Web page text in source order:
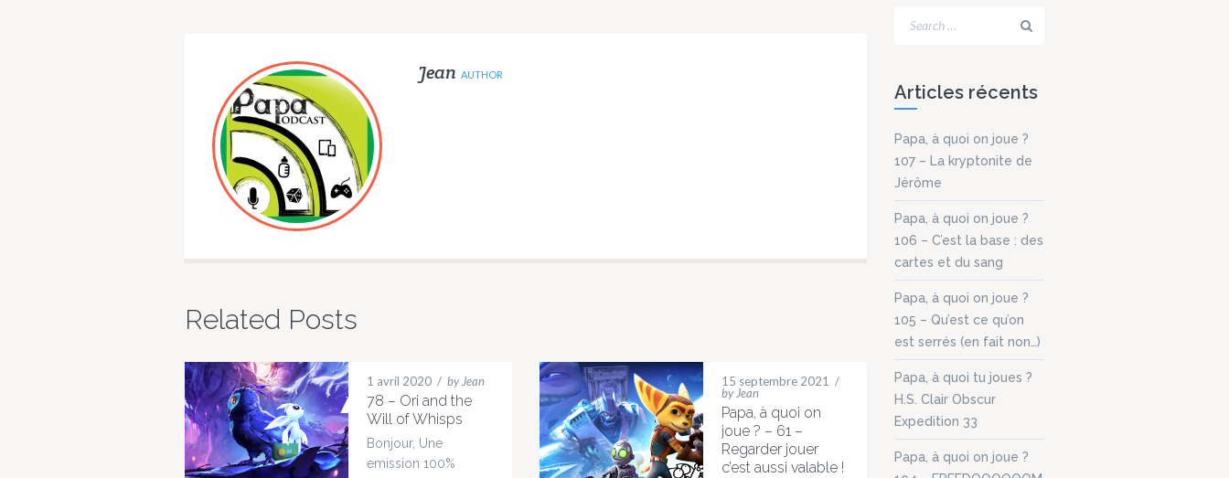
Jean AUTHOR
Related Posts
1 avril 2020 / by Jean
78 – Ori and the
Will of Whisps
Bonjour, Une
emission 100%
15 septembre 2021 /
by Jean
Papa, à quoi on
joue ? – 61 –
Regarder jouer
c’est aussi valable !
Articles récents
Papa, à quoi on joue ?
107 – La kryptonite de
Jérôme
Papa, à quoi on joue ?
106 – C’est la base : des
cartes et du sang
Papa, à quoi on joue ?
105 – Qu’est ce qu’on
est serrés (en fait non…)
Papa, à quoi tu joues ?
H.S. Clair Obscur
Expedition 33
Papa, à quoi on joue ?